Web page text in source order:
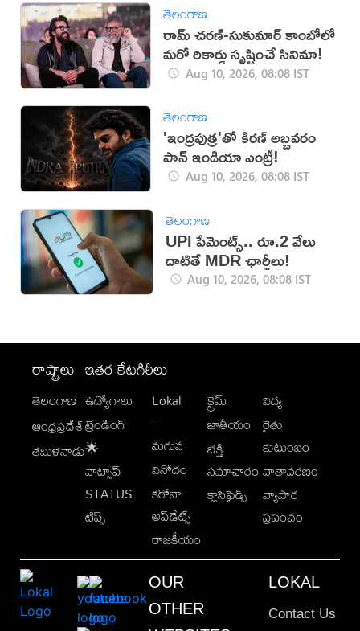
తెలంగాణ
రామ్ చరణ్-సుకుమార్ కాంబోలో
మరో రికార్డు సృష్టించే సినిమా!
Aug 10, 2026, 08:08 IST
తెలంగాణ
'ఇంద్రపుత్ర'తో కిరణ్ అబ్బవరం
పాన్ ఇండియా ఎంట్రీ!
Aug 10, 2026, 08:08 IST
తెలంగాణ
UPI పేమెంట్స్.. రూ.2 వేలు
దాటితే MDR ఛార్జీలు!
Aug 10, 2026, 08:08 IST
రాష్ట్రాలు
తెలంగాణ
ఆంధ్రప్రదేశ్
తమిళనాడు
ఇతర కేటగిరీలు
ఉద్యోగాలు
ట్రెండింగ్
🌟
వాట్సాప్
STATUS
టిప్స్
Lokal
-
మగువ
వినోదం
కరోనా
అప్‌డేట్స్
రాజకీయం
క్రైమ్
జాతీయం
భక్తి
సమాచారం
క్లాసిఫైడ్స్
విద్య
రైతు
కుటుంబం
వాతావరణం
వ్యాపార
ప్రపంచం
OUR
OTHER
LOKAL
Contact Us